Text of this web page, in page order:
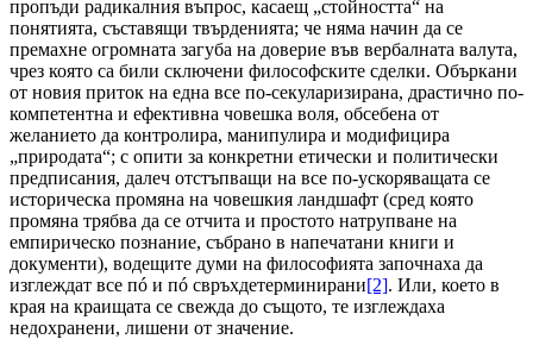
пропъди радикалния въпрос, касаещ „стойността“ на
понятията, съставящи твърденията; че няма начин да се
премахне огромната загуба на доверие във вербалната валута,
чрез която са били сключени философските сделки. Объркани
от новия приток на една все по-секуларизирана, драстично по-
компетентна и ефективна човешка воля, обсебена от
желанието да контролира, манипулира и модифицира
„природата“; с опити за конкретни етически и политически
предписания, далеч отстъпващи на все по-ускоряващата се
историческа промяна на човешкия ландшафт (сред която
промяна трябва да се отчита и простото натрупване на
емпирическо познание, събрано в напечатани книги и
документи), водещите думи на философията започнаха да
изглеждат все пó и пó свръхдетерминирани[2]. Или, което в
края на краищата се свежда до същото, те изглеждаха
недохранени, лишени от значение.